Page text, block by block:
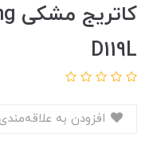
D119L